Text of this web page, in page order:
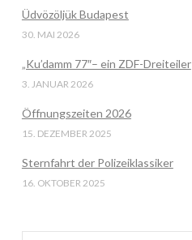
Üdvözöljük Budapest
30. MAI 2026
„Ku’damm 77″– ein ZDF-Dreiteiler
3. JANUAR 2026
Öffnungszeiten 2026
15. DEZEMBER 2025
Sternfahrt der Polizeiklassiker
16. OKTOBER 2025